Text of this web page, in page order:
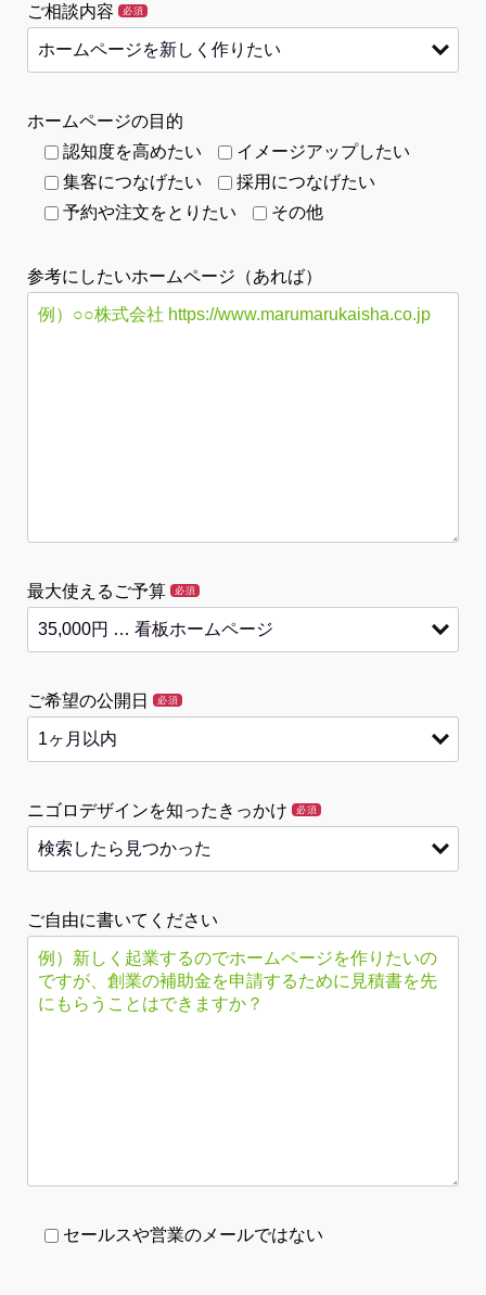
ご相談内容 必須
ホームページの目的
認知度を高めたい
イメージアップしたい
集客につなげたい
採用につなげたい
予約や注文をとりたい
その他
参考にしたいホームページ（あれば）
最大使えるご予算 必須
ご希望の公開日 必須
ニゴロデザインを知ったきっかけ 必須
ご自由に書いてください
セールスや営業のメールではない